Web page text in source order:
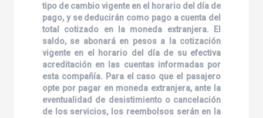
tipo de cambio vigente en el horario del día de
pago, y se deducirán como pago a cuenta del
total cotizado en la moneda extranjera. El
saldo, se abonará en pesos a la cotización
vigente en el horario del día de su efectiva
acreditación en las cuentas informadas por
esta compañía. Para el caso que el pasajero
opte por pagar en moneda extranjera, ante la
eventualidad de desistimiento o cancelación
de los servicios, los reembolsos serán en la